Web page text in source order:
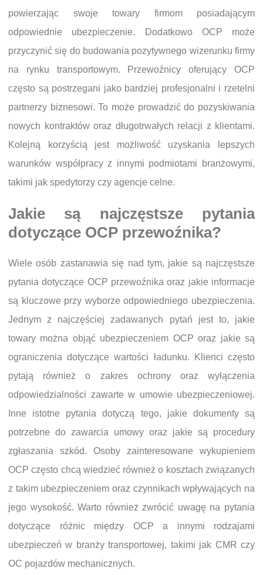
powierzając swoje towary firmom posiadającym
odpowiednie ubezpieczenie. Dodatkowo OCP może
przyczynić się do budowania pozytywnego wizerunku firmy
na rynku transportowym. Przewoźnicy oferujący OCP
często są postrzegani jako bardziej profesjonalni i rzetelni
partnerzy biznesowi. To może prowadzić do pozyskiwania
nowych kontraktów oraz długotrwałych relacji z klientami.
Kolejną korzyścią jest możliwość uzyskania lepszych
warunków współpracy z innymi podmiotami branżowymi,
takimi jak spedytorzy czy agencje celne.
Jakie są najczęstsze pytania
dotyczące OCP przewoźnika?
Wiele osób zastanawia się nad tym, jakie są najczęstsze
pytania dotyczące OCP przewoźnika oraz jakie informacje
są kluczowe przy wyborze odpowiedniego ubezpieczenia.
Jednym z najczęściej zadawanych pytań jest to, jakie
towary można objąć ubezpieczeniem OCP oraz jakie są
ograniczenia dotyczące wartości ładunku. Klienci często
pytają również o zakres ochrony oraz wyłączenia
odpowiedzialności zawarte w umowie ubezpieczeniowej.
Inne istotne pytania dotyczą tego, jakie dokumenty są
potrzebne do zawarcia umowy oraz jakie są procedury
zgłaszania szkód. Osoby zainteresowane wykupieniem
OCP często chcą wiedzieć również o kosztach związanych
z takim ubezpieczeniem oraz czynnikach wpływających na
jego wysokość. Warto również zwrócić uwagę na pytania
dotyczące różnic między OCP a innymi rodzajami
ubezpieczeń w branży transportowej, takimi jak CMR czy
OC pojazdów mechanicznych.